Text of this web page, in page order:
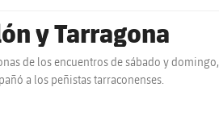
y Tarragona
de los encuentros de sábado y domingo,
a los peñistas tarraconenses.